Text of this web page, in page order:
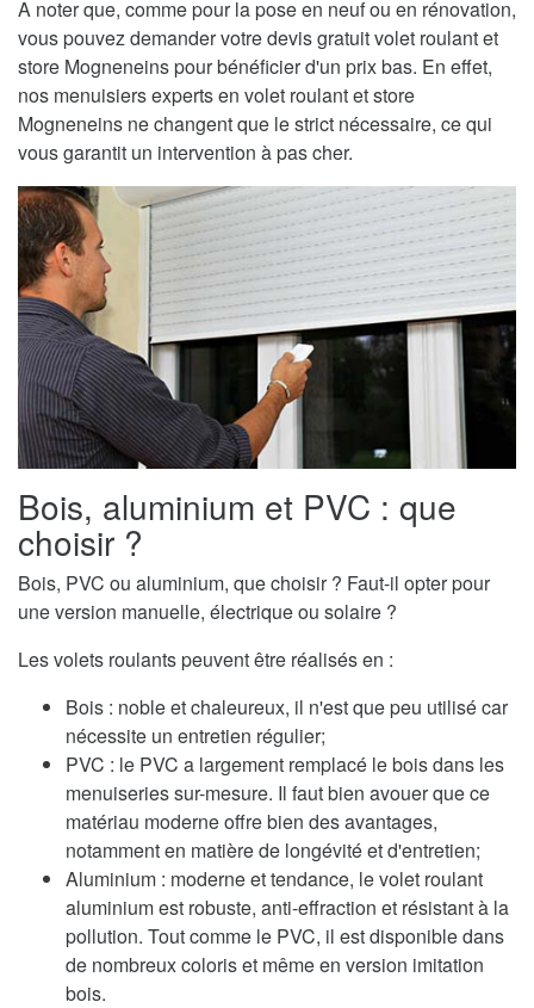
A noter que, comme pour la pose en neuf ou en rénovation,
vous pouvez demander votre devis gratuit volet roulant et
store Mogneneins pour bénéficier d'un prix bas. En effet,
nos menuisiers experts en volet roulant et store
Mogneneins ne changent que le strict nécessaire, ce qui
vous garantit un intervention à pas cher.
Bois, aluminium et PVC : que
choisir ?
Bois, PVC ou aluminium, que choisir ? Faut-il opter pour
une version manuelle, électrique ou solaire ?
Les volets roulants peuvent être réalisés en :
Bois : noble et chaleureux, il n'est que peu utilisé car
nécessite un entretien régulier;
PVC : le PVC a largement remplacé le bois dans les
menuiseries sur-mesure. Il faut bien avouer que ce
matériau moderne offre bien des avantages,
notamment en matière de longévité et d'entretien;
Aluminium : moderne et tendance, le volet roulant
aluminium est robuste, anti-effraction et résistant à la
pollution. Tout comme le PVC, il est disponible dans
de nombreux coloris et même en version imitation
bois.